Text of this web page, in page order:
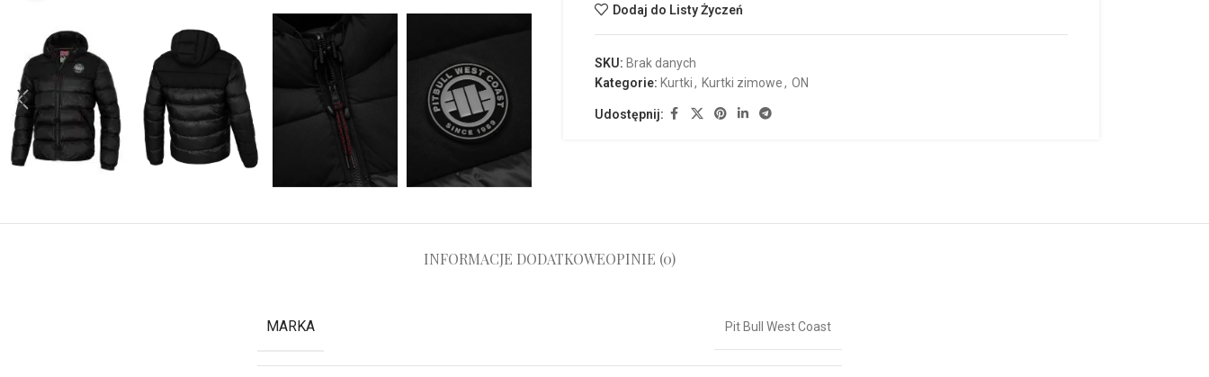
Dodaj do Listy Życzeń
SKU: Brak danych
Kategorie: Kurtki, Kurtki zimowe, ON
Udostępnij:
INFORMACJE DODATKOWEOPINIE (0)
MARKA Pit Bull West Coast